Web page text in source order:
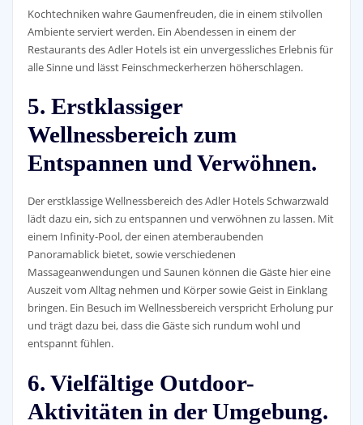
Kochtechniken wahre Gaumenfreuden, die in einem stilvollen
Ambiente serviert werden. Ein Abendessen in einem der
Restaurants des Adler Hotels ist ein unvergessliches Erlebnis für
alle Sinne und lässt Feinschmeckerherzen höherschlagen.
5. Erstklassiger
Wellnessbereich zum
Entspannen und Verwöhnen.
Der erstklassige Wellnessbereich des Adler Hotels Schwarzwald
lädt dazu ein, sich zu entspannen und verwöhnen zu lassen. Mit
einem Infinity-Pool, der einen atemberaubenden
Panoramablick bietet, sowie verschiedenen
Massageanwendungen und Saunen können die Gäste hier eine
Auszeit vom Alltag nehmen und Körper sowie Geist in Einklang
bringen. Ein Besuch im Wellnessbereich verspricht Erholung pur
und trägt dazu bei, dass die Gäste sich rundum wohl und
entspannt fühlen.
6. Vielfältige Outdoor-
Aktivitäten in der Umgebung.